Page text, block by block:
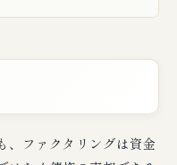
、ファクタリングは資金